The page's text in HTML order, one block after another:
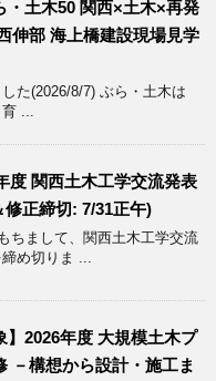
・土木50 関西×土木×再発
伸部 海上橋建設現場見学
た(2026/8/7) ぶら・土木は
...
度 関西土木工学交流発表
正締切: 7/31正午)
ちまして、関西土木工学交流
め切りま ...
】2026年度 大規模土木プ
－構想から設計・施工ま